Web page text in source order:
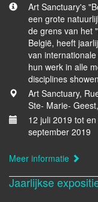
Art Sanctuary's
een grote
de grens van het
België, heeft
van
hun werk in alle
disciplines showen
Art Sanctuary,
Ste- Marie-
12 juli 2019 tot
september 2019
Meer informatie
Jaarlijkse